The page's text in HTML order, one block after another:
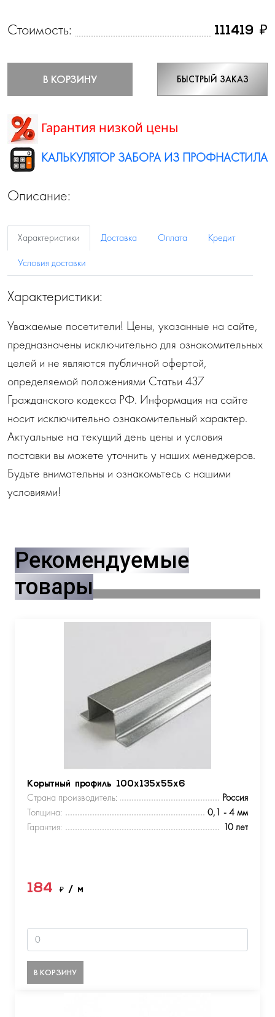
Стоимость: 111419 ₽
В КОРЗИНУ БЫСТРЫЙ ЗАКАЗ
Гарантия низкой цены
КАЛЬКУЛЯТОР ЗАБОРА ИЗ ПРОФНАСТИЛА
Описание:
Характеристики Доставка Оплата
Кредит
Условия доставки
Характеристики:
Уважаемые посетители! Цены, указанные на сайте,
предназначены исключительно для ознакомительных
целей и не являются публичной офертой,
определяемой положениями Статьи 437
Гражданского кодекса РФ. Информация на сайте
носит исключительно ознакомительный характер.
Актуальные на текущий день цены и условия
поставки вы можете уточнить у наших менеджеров.
Будьте внимательны и ознакомьтесь с нашими
условиями!
Рекомендуемые
товары
Корытный профиль 100х135х55х6
Страна производитель:
Россия
Толщина:
0,1 - 4 мм
Гарантия:
10 лет
184 ₽ / м
В КОРЗИНУ